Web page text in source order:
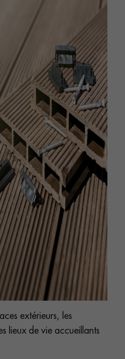
PARQUET EN CHÊNE
disponibles au
82
PROJET ?
pour vous guider pas à
de votre parquet.
vous appelle
extérieurs, les
lieux de vie accueillants